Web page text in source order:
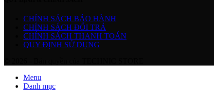
CHÍNH SÁCH BẢO HÀNH
CHÍNH SÁCH ĐỔI TRẢ
CHÍNH SÁCH THANH TOÁN
QUY ĐỊNH SỬ DỤNG
Menu
Danh mục